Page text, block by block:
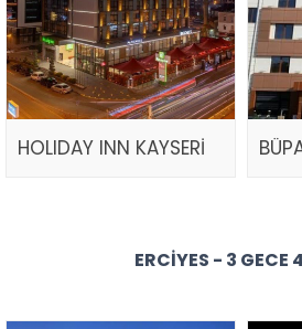
HOLIDAY INN KAYSERİ
ERCIYES - 3 GECE